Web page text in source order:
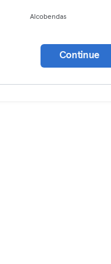
Alcobendas
Continue